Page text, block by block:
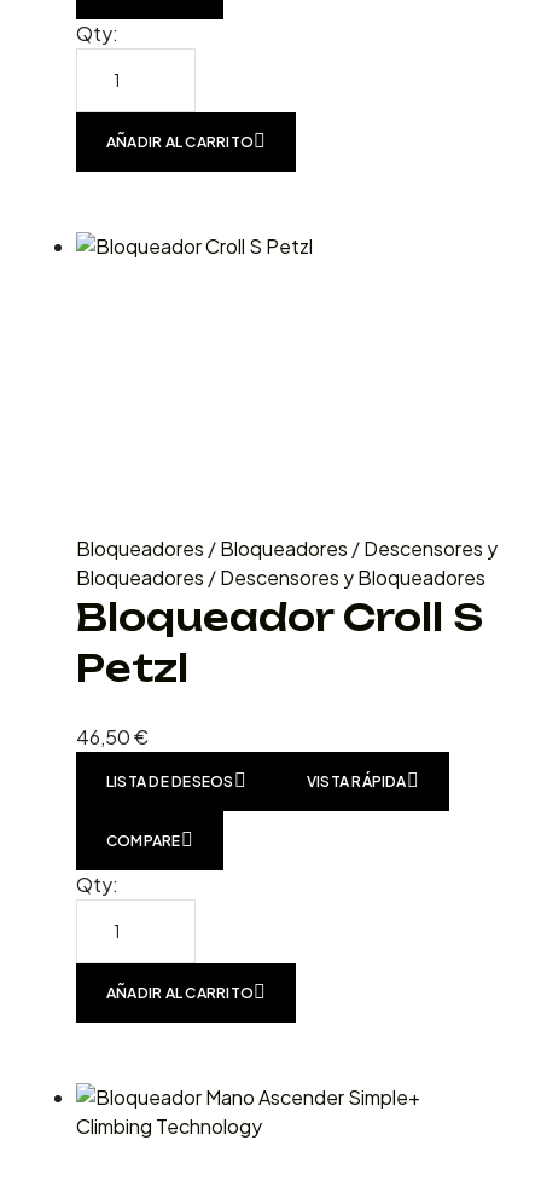
Qty:
AÑADIR AL CARRITO
Bloqueadores /Bloqueadores /Descensores y
Bloqueadores /Descensores y Bloqueadores
Bloqueador Croll S
Petzl
46,50€
LISTA DE DESEOS VISTA RÁPIDA
COMPARE
Qty:
AÑADIR AL CARRITO